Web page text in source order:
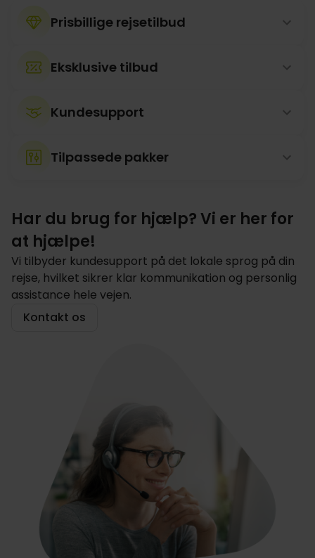
Prisbillige rejsetilbud
Eksklusive tilbud
Kundesupport
Tilpassede pakker
Har du brug for hjælp? Vi er her for
at hjælpe!
Vi tilbyder kundesupport på det lokale sprog på din
rejse, hvilket sikrer klar kommunikation og personlig
assistance hele vejen.
Kontakt os